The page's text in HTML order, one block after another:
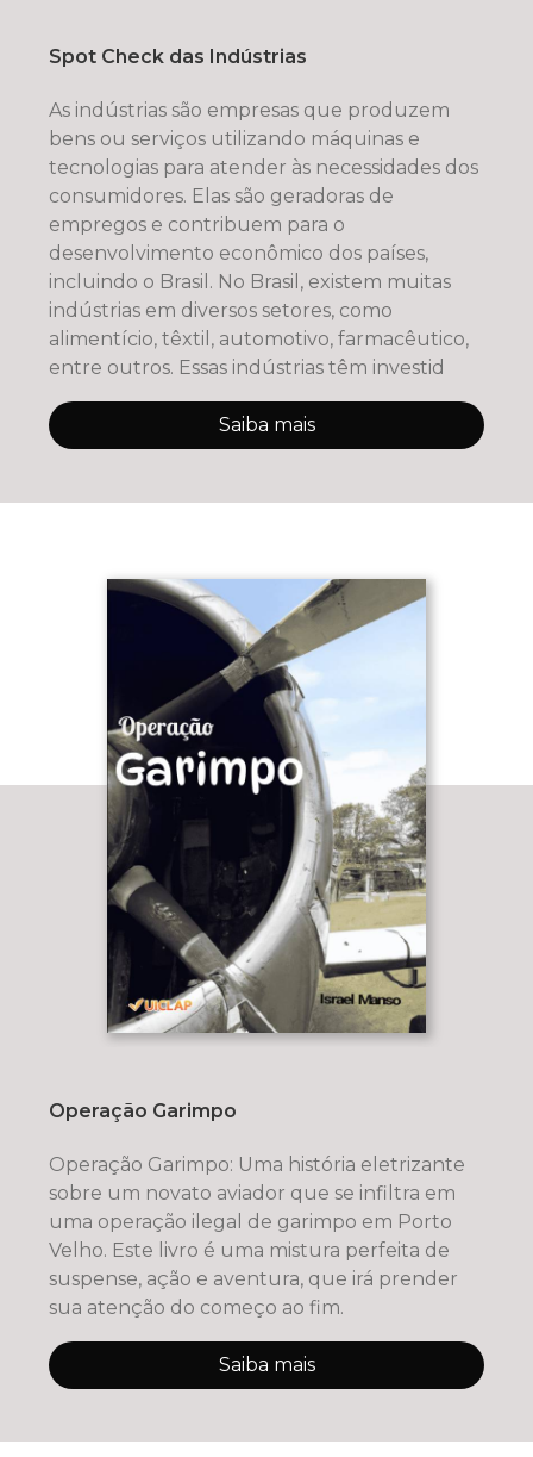
Spot Check das Indústrias
As indústrias são empresas que produzem
bens ou serviços utilizando máquinas e
tecnologias para atender às necessidades dos
consumidores. Elas são geradoras de
empregos e contribuem para o
desenvolvimento econômico dos países,
incluindo o Brasil. No Brasil, existem muitas
indústrias em diversos setores, como
alimentício, têxtil, automotivo, farmacêutico,
entre outros. Essas indústrias têm investid
Saiba mais
Operação Garimpo
Operação Garimpo: Uma história eletrizante
sobre um novato aviador que se infiltra em
uma operação ilegal de garimpo em Porto
Velho. Este livro é uma mistura perfeita de
suspense, ação e aventura, que irá prender
sua atenção do começo ao fim.
Saiba mais